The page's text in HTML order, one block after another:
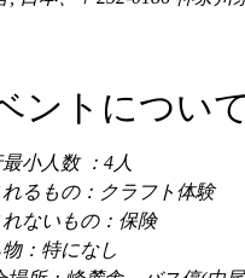
ントについて
小人数 ：4人
るもの：クラフト体験
ないもの：保険
：特になし